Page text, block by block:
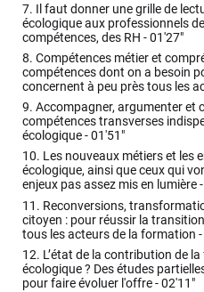
7. Il faut donner une grille de
écologique aux professionnels
compétences, des RH -01'27"
8. Compétences métier et
compétences dont on a besoin
concernent à peu près tous les
9. Accompagner, argumenter et
compétences transverses
écologique -01'51"
10. Les nouveaux métiers et les
écologique, ainsi que ceux qui
enjeux pas assez mis en lumière
11. Reconversions,
citoyen : pour réussir la
tous les acteurs de la formation
12. L’état de la contribution de
écologique ? Des études
pour faire évoluer l'offre -02'11"